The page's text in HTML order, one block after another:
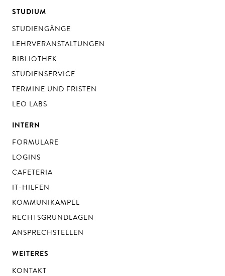
STUDIUM
STUDIENGÄNGE
LEHRVERANSTALTUNGEN
BIBLIOTHEK
STUDIENSERVICE
TERMINE UND FRISTEN
LEO LABS
INTERN
FORMULARE
LOGINS
CAFETERIA
IT-HILFEN
KOMMUNIKAMPEL
RECHTSGRUNDLAGEN
ANSPRECHSTELLEN
WEITERES
KONTAKT